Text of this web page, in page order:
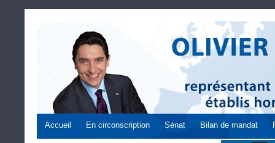
Accueil En circonscription Sénat Bilan de mandat